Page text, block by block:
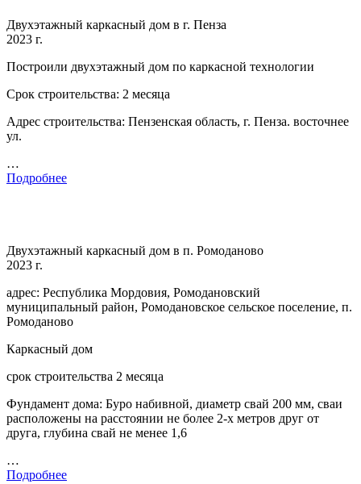
Двухэтажный каркасный дом в г. Пенза
2023 г.
Построили двухэтажный дом по каркасной технологии
Срок строительства: 2 месяца
Адрес строительства: Пензенская область, г. Пенза. восточнее
ул.
…
Подробнее
Двухэтажный каркасный дом в п. Ромоданово
2023 г.
адрес: Республика Мордовия, Ромодановский
муниципальный район, Ромодановское сельское поселение, п.
Ромоданово
Каркасный дом
срок строительства 2 месяца
Фундамент дома: Буро набивной, диаметр свай 200 мм, сваи
расположены на расстоянии не более 2-х метров друг от
друга, глубина свай не менее 1,6
…
Подробнее